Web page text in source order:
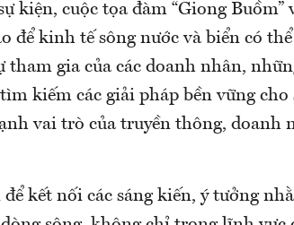
kiện, cuộc tọa đàm “Giong Buồm”
để kinh tế sông nước và biển có
tham gia của các doanh nhân,
kiếm các giải pháp bền vững
vai trò của truyền thông, doanh
kết nối các sáng kiến, ý tưởng